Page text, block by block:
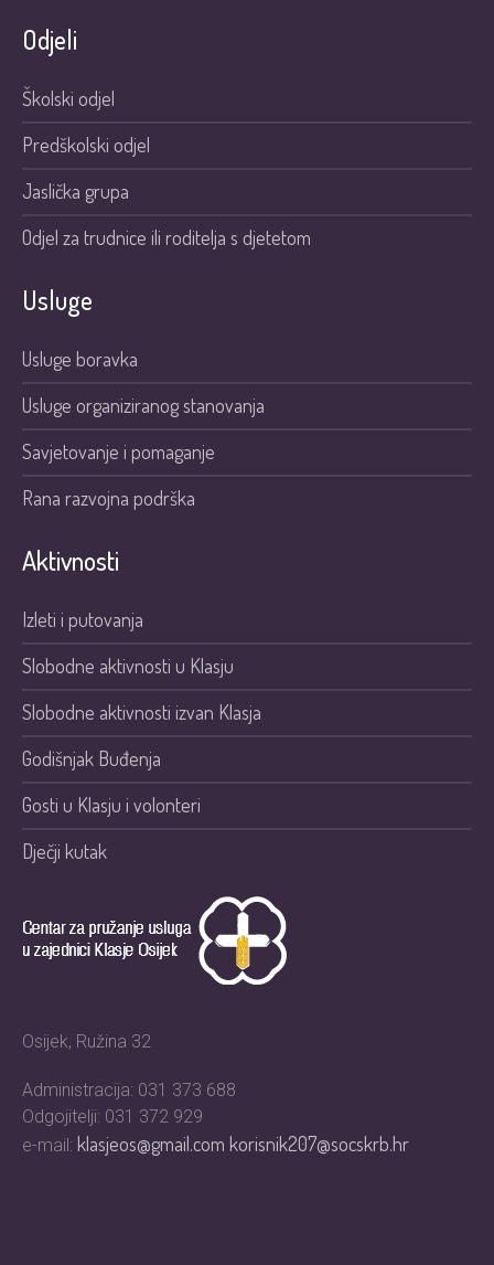
Odjeli
Školski odjel
Predškolski odjel
Jaslička grupa
Odjel za trudnice ili roditelja s djetetom
Usluge
Usluge boravka
Usluge organiziranog stanovanja
Savjetovanje i pomaganje
Rana razvojna podrška
Aktivnosti
Izleti i putovanja
Slobodne aktivnosti u Klasju
Slobodne aktivnosti izvan Klasja
Godišnjak Buđenja
Gosti u Klasju i volonteri
Dječji kutak
Osijek, Ružina 32
Administracija: 031 373 688
Odgojitelji: 031 372 929
e-mail: klasjeos@gmail.comkorisnik207@socskrb.hr